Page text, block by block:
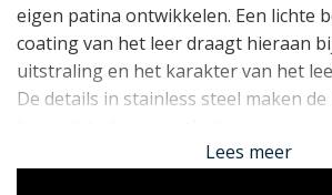
eigen patina ontwikkelen. Een lichte
coating van het leer draagt hieraan
uitstraling en het karakter van het
De details in stainless steel maken
Lees meer